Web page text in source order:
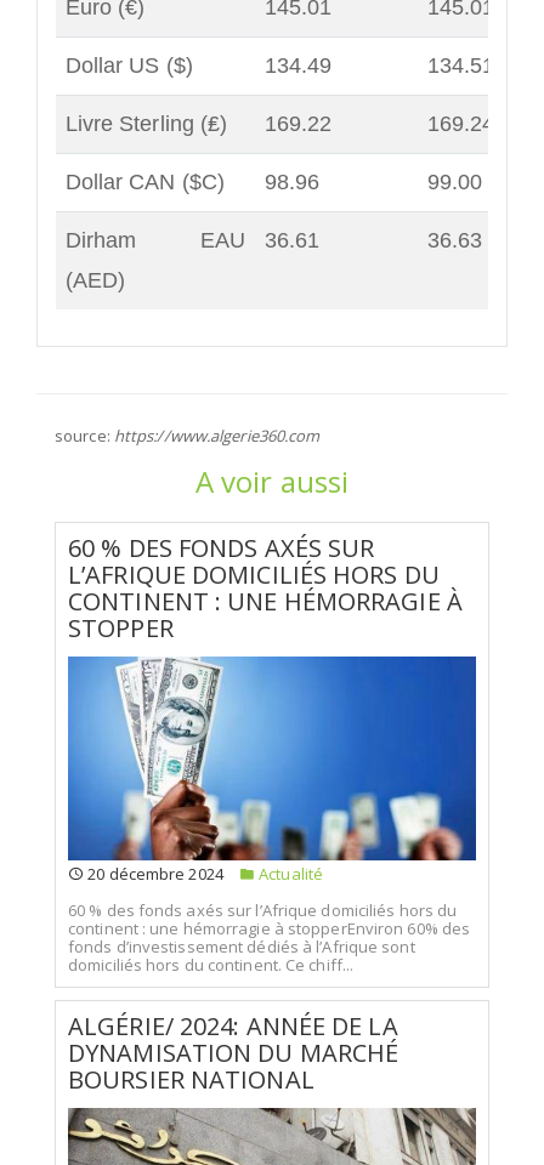
Euro (€) 145.01 145.01
Dollar US ($) 134.49 134.51
Livre Sterling (₤) 169.22 169.24
Dollar CAN ($C) 98.96 99.00
Dirham EAU
(AED)
36.61 36.63
source: https://www.algerie360.com
A voir aussi
60 % DES FONDS AXÉS SUR
L’AFRIQUE DOMICILIÉS HORS DU
CONTINENT : UNE HÉMORRAGIE À
STOPPER
20 décembre 2024
Actualité
60 % des fonds axés sur l’Afrique domiciliés hors du
continent : une hémorragie à stopperEnviron 60% des
fonds d’investissement dédiés à l’Afrique sont
domiciliés hors du continent. Ce chiff...
ALGÉRIE/ 2024: ANNÉE DE LA
DYNAMISATION DU MARCHÉ
BOURSIER NATIONAL